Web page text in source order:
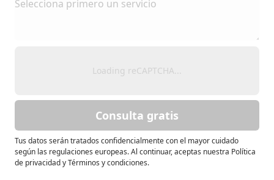
Loading reCAPTCHA...
Consulta gratis
Tus datos serán tratados confidencialmente con el mayor cuidado
según las regulaciones europeas. Al continuar, aceptas nuestra Política
de privacidad y Términos y condiciones.